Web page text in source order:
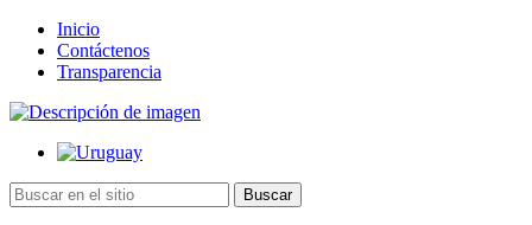
Inicio
Contáctenos
Transparencia